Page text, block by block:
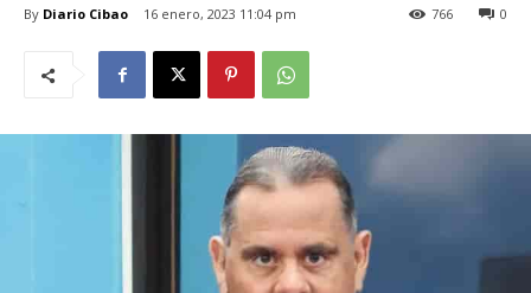
By Diario Cibao 16 enero, 2023 11:04 pm 0
766